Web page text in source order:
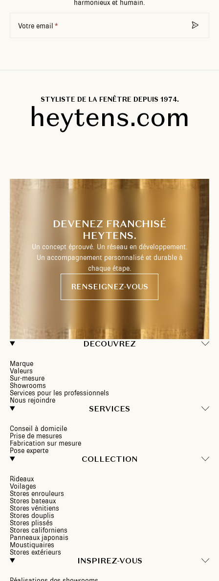
harmonieux et humain.
Votre email
STYLISTE DE LA FENÊTRE DEPUIS 1974.
heytens.com
DECOUVREZ
Marque
Valeurs
Sur-mesure
Showrooms
Services pour les professionnels
Nous rejoindre
SERVICES
Conseil à domicile
Prise de mesures
Fabrication sur mesure
Pose experte
COLLECTION
Rideaux
Voilages
Stores enrouleurs
Stores bateaux
Stores vénitiens
Stores douplis
Stores plissés
Stores californiens
Panneaux japonais
Moustiquaires
Stores extérieurs
INSPIREZ-VOUS
DEVENEZ FRANCHISÉ
HEYTENS.
Un concept éprouvé. Un réseau en développement.
Un accompagnement personnalisé et durable à
chaque étape.
RENSEIGNEZ-VOUS